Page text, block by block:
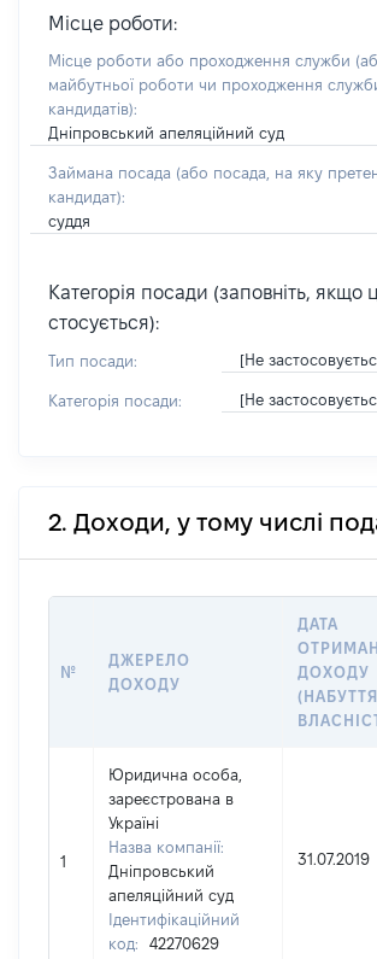
Місце роботи:
Місце роботи або проходження служби
майбутньої роботи чи проходження
кандидатів):
Дніпровський апеляційний суд
Займана посада (або посада, на яку
кандидат):
суддя
Категорія посади (заповніть, якщо
стосується):
Тип посади: [Не
Категорія посади: [Не
2. Доходи, у тому числі
№
ДЖЕРЕЛО
ДОХОДУ
ДАТА
ДОХОДУ
1
Юридична особа,
зареєстрована в
Україні
Назва компанії:
Дніпровський
апеляційний суд
Ідентифікаційний
код:
42270629
31.07.2019